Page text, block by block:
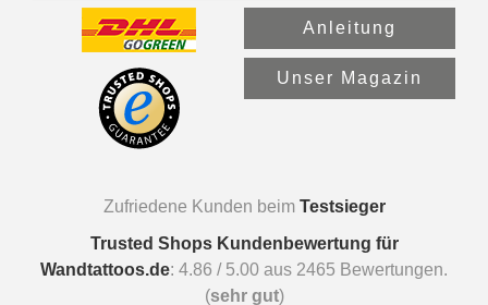
Anleitung
Unser Magazin
Zufriedene Kunden beim Testsieger
Trusted Shops Kundenbewertung für
Wandtattoos.de: 4.86 / 5.00 aus 2465 Bewertungen.
(sehr gut)